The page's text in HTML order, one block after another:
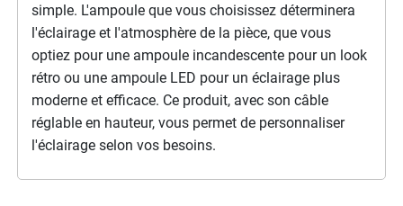
simple. L'ampoule que vous choisissez déterminera
l'éclairage et l'atmosphère de la pièce, que vous
optiez pour une ampoule incandescente pour un look
rétro ou une ampoule LED pour un éclairage plus
moderne et efficace. Ce produit, avec son câble
réglable en hauteur, vous permet de personnaliser
l'éclairage selon vos besoins.